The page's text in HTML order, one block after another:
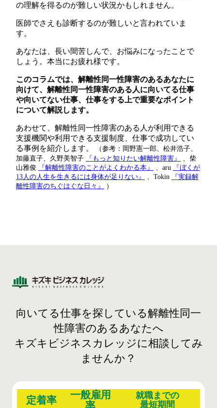
の理解を得るのが難しい状況かもしれません。
医師でさえも診断するのが難しいと言われていま
す。
あなたは、長い間苦しんで、お悩みになったことで
しょう。本当にお疲れ様です。
このコラムでは、解離性同一性障害のあるあなたに
向けて、解離性同一性障害のある人に向いてる仕事
や向いてない仕事、仕事をする上で重要なポイント
について解説します。
あわせて、解離性同一性障害のある人が利用できる
支援機関や利用できる支援制度、仕事で成功してい
る事例を紹介します。
（参考：岡野憲一郎、松井浩子、
加藤直子、久野美智子
『もっと知りたい解離性障害』
、柴
山雅俊
『解離性障害のことがよくわかる本』 、aru
『ぼくが
13人の人生を生きるには身体が足りない』
、Tokin
『実録解
離性障害のちぐはぐな日々』
）
向いてる仕事を探している解離性同一
性障害のあるあなたへ
キズキビジネスカレッジに相談してみ
ませんか？
定着率
一般雇用
率
就職までの
最短期間